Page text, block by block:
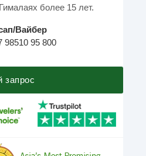
более 15 лет.
Вайбер
98510 95 800